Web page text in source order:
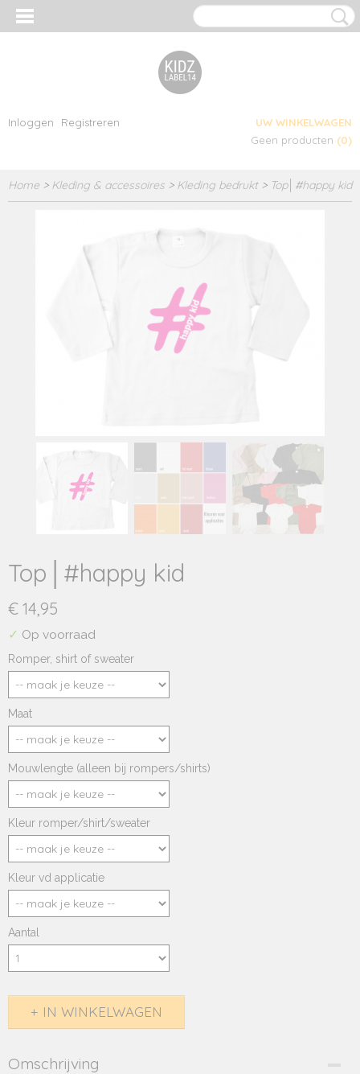
Inloggen Registreren
UW WINKELWAGEN
Geen producten (0)
Home > Kleding & accessoires > Kleding bedrukt> Top│#happy kid
Top│#happy kid
€ 14,95
✓ Op voorraad
Romper, shirt of sweater
Maat
Mouwlengte (alleen bij rompers/shirts)
Kleur romper/shirt/sweater
Kleur vd applicatie
Aantal
IN WINKELWAGEN
Omschrijving